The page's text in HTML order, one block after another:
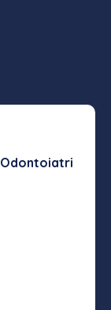
Odontoiatri